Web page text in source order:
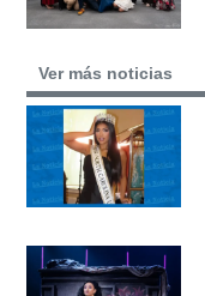
Ver más noticias